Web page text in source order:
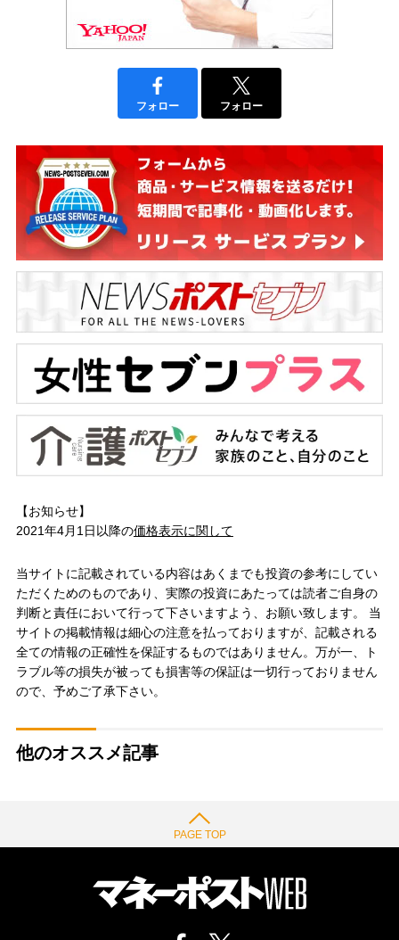
フォロー フォロー
【お知らせ】
2021年4月1日以降の価格表示に関して
当サイトに記載されている内容はあくまでも投資の参考にしてい
ただくためのものであり、実際の投資にあたっては読者ご自身の
判断と責任において行って下さいますよう、お願い致します。 当
サイトの掲載情報は細心の注意を払っておりますが、記載される
全ての情報の正確性を保証するものではありません。万が一、ト
ラブル等の損失が被っても損害等の保証は一切行っておりません
ので、予めご了承下さい。
他のオススメ記事
PAGE TOP